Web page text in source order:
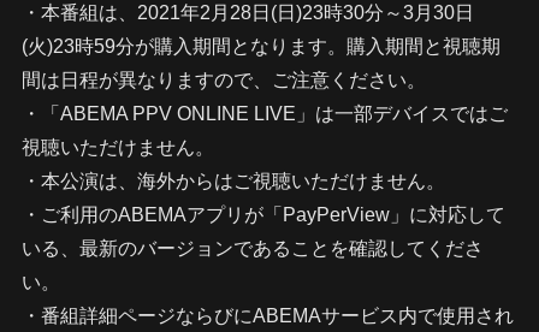
・本番組は、2021年2月28日(日)23時30分～3月30日
(火)23時59分が購入期間となります。購入期間と視聴期
間は日程が異なりますので、ご注意ください。
・「ABEMA PPV ONLINE LIVE」は一部デバイスではご
視聴いただけません。
・本公演は、海外からはご視聴いただけません。
・ご利用のABEMAアプリが「PayPerView」に対応して
いる、最新のバージョンであることを確認してくださ
い。
・番組詳細ページならびにABEMAサービス内で使用され